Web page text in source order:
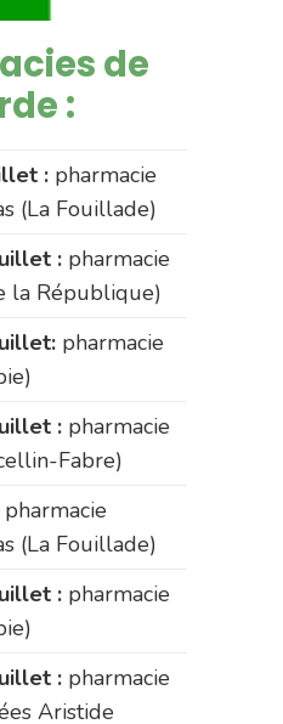
de
:
: pharmacie
(La Fouillade)
: pharmacie
la République)
pharmacie
: pharmacie
Fabre)
pharmacie
(La Fouillade)
: pharmacie
: pharmacie
Aristide